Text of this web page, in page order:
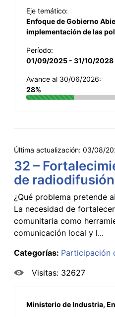
Eje temático:
Enfoque de Gobierno
implementación de las
Período:
01/09/2025 - 31/10/2028
Avance al 30/06/2026:
28%
Última actualización: 03/08/
32 –
de
¿Qué problema pretende
La necesidad de
comunitaria como
comunicación local y l...
Categorías: Participación
Visitas: 32627
Ministerio de Industria,